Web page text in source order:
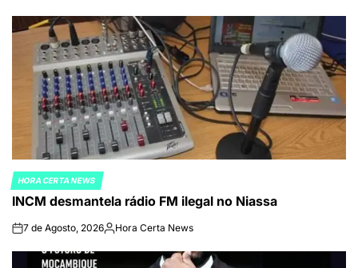
POSTED
IN
HORA CERTA NEWS
INCM desmantela rádio FM ilegal no Niassa
on7 de Agosto, 2026Publicado
Hora Certa News